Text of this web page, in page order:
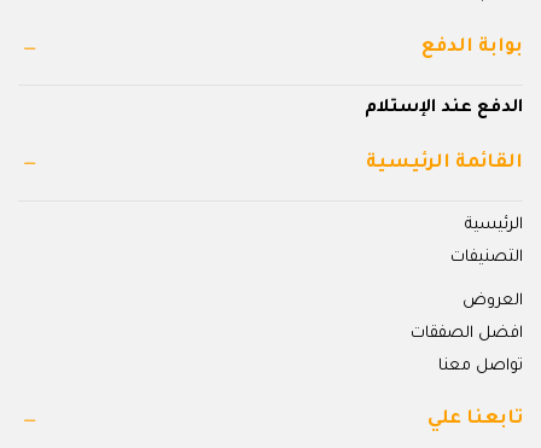
بوابة الدفع
الدفع عند الإستلام
القائمة الرئيسية
الرئيسية
التصنيفات
العروض
افضل الصفقات
تواصل معنا
تابعنا علي